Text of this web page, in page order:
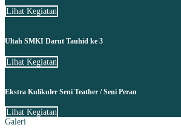
Lihat Kegiatan
Ultah SMKI Darut Tauhid ke 3
Lihat Kegiatan
Ekstra Kulikuler Seni Teather / Seni Peran
Lihat Kegiatan
Galeri